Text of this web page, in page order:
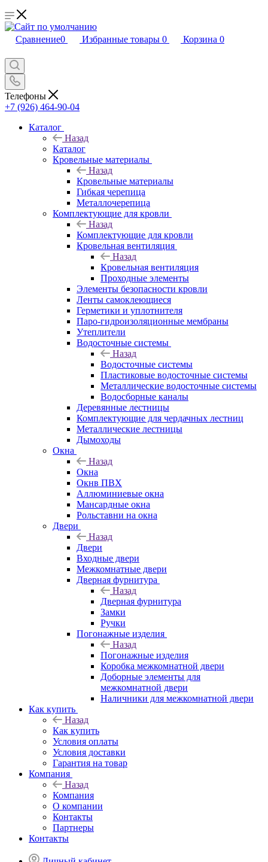
Сравнение0 Избранные товары 0 Корзина 0
Телефоны
+7 (926) 464-90-04
Каталог
Назад
Каталог
Кровельные материалы
Назад
Кровельные материалы
Гибкая черепица
Металлочерепица
Комплектующие для кровли
Назад
Комплектующие для кровли
Кровельная вентиляция
Назад
Кровельная вентиляция
Проходные элементы
Элементы безопасности кровли
Ленты самоклеющиеся
Герметики и уплотнителя
Паро-гидроизоляционные мембраны
Утеплители
Водосточные системы
Назад
Водосточные системы
Пластиковые водосточные системы
Металлические водосточные системы
Водосборные каналы
Деревянные лестницы
Комплектующие для чердачных лестниц
Металлические лестницы
Дымоходы
Окна
Назад
Окна
Окнв ПВХ
Аллюминиевые окна
Мансардные окна
Рольставни на окна
Двери
Назад
Двери
Входные двери
Межкомнатные двери
Дверная фурнитура
Назад
Дверная фурнитура
Замки
Ручки
Погонажные изделия
Назад
Погонажные изделия
Коробка межкомнатной двери
Доборные элементы для
межкомнатной двери
Наличники для межкомнатной двери
Как купить
Назад
Как купить
Условия оплаты
Условия доставки
Гарантия на товар
Компания
Назад
Компания
О компании
Контакты
Партнеры
Контакты